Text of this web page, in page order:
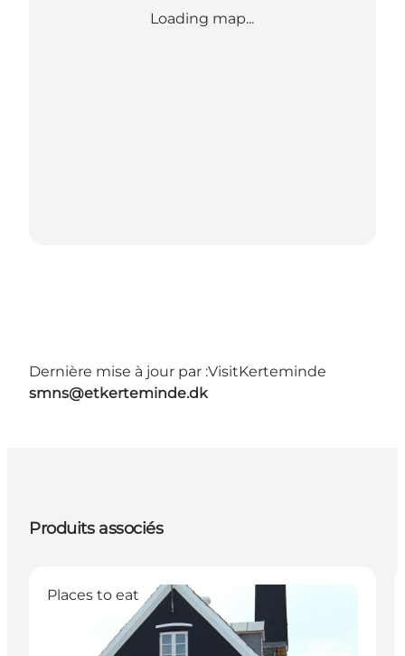
Loading map...
Dernière mise à jour par :VisitKerteminde
smns@etkerteminde.dk
Produits associés
Places to eat